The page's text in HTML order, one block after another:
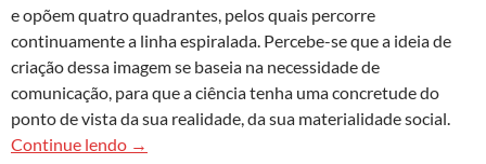
e opõem quatro quadrantes, pelos quais percorre
continuamente a linha espiralada. Percebe-se que a ideia de
criação dessa imagem se baseia na necessidade de
comunicação, para que a ciência tenha uma concretude do
ponto de vista da sua realidade, da sua materialidade social.
Continue lendo Espiral, cultura e cultura científica
→